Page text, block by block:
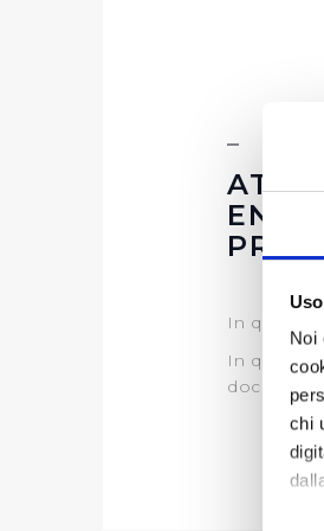
Noi
chi
ATTI
ENTI
In questa
In questa